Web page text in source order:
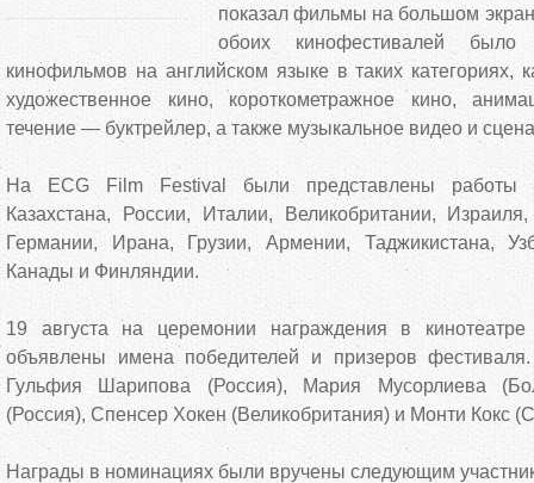
показал фильмы на большом
обоих кинофестивалей
кинофильмов на английском языке в таких категориях,
художественное кино, короткометражное кино,
течение — буктрейлер, а также музыкальное видео и
На ECG Film Festival были представлены работы
Казахстана, России, Италии, Великобритании,
Германии, Ирана, Грузии, Армении, Таджикистана,
Канады и Финляндии.
19 августа на церемонии награждения в
объявлены имена победителей и призеров
Гульфия Шарипова (Россия), Мария Мусорлиева
(Россия), Спенсер Хокен (Великобритания) и Монти Кокс
Награды в номинациях были вручены следующим